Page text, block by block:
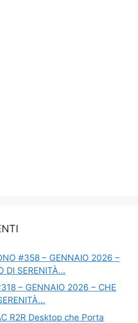
#358 – GENNAIO 2026 –
DI SERENITÀ…
– GENNAIO 2026 – CHE
R2R Desktop che Porta